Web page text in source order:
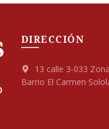
DIRECCIÓN
13 calle 3-033
Barrio El Carmen